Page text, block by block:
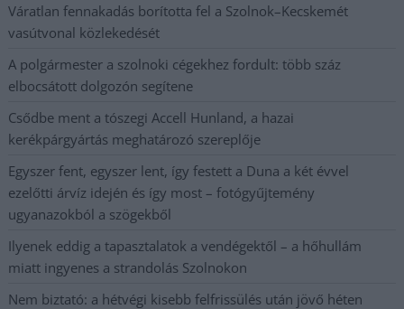
Váratlan fennakadás borította fel a Szolnok–Kecskemét
vasútvonal közlekedését
A polgármester a szolnoki cégekhez fordult: több száz
elbocsátott dolgozón segítene
Csődbe ment a tószegi Accell Hunland, a hazai
kerékpárgyártás meghatározó szereplője
Egyszer fent, egyszer lent, így festett a Duna a két évvel
ezelőtti árvíz idején és így most – fotógyűjtemény
ugyanazokból a szögekből
Ilyenek eddig a tapasztalatok a vendégektől – a hőhullám
miatt ingyenes a strandolás Szolnokon
Nem biztató: a hétvégi kisebb felfrissülés után jövő héten